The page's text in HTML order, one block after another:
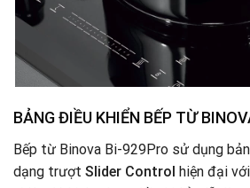
BẢNG ĐIỀU KHIỂN BẾP TỪ
Bếp từ Binova Bi-929Pro sử dụng
dạng trượt Slider Control hiện đại